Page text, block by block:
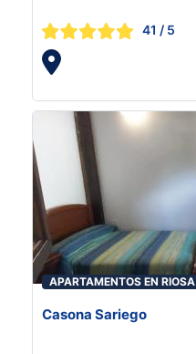
41 / 5
APARTAMENTOS EN RIOSA
Casona Sariego